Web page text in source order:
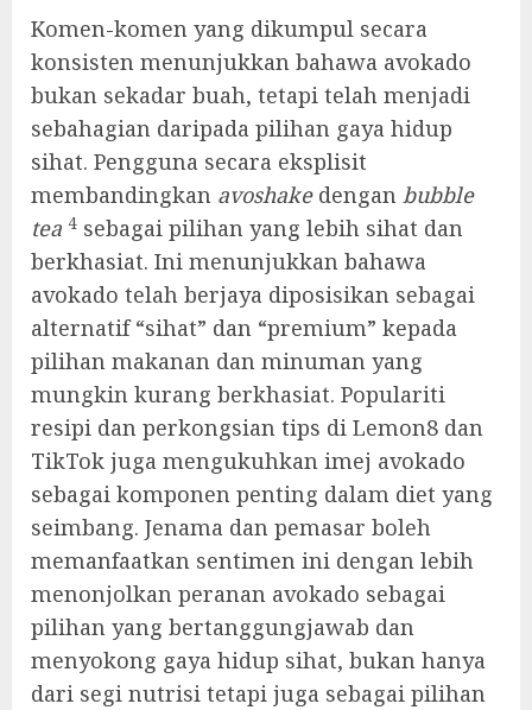
Komen-komen yang dikumpul secara
konsisten menunjukkan bahawa avokado
bukan sekadar buah, tetapi telah menjadi
sebahagian daripada pilihan gaya hidup
sihat. Pengguna secara eksplisit
membandingkan avoshakedengan bubble
tea 4 sebagai pilihan yang lebih sihat dan
berkhasiat. Ini menunjukkan bahawa
avokado telah berjaya diposisikan sebagai
alternatif “sihat” dan “premium” kepada
pilihan makanan dan minuman yang
mungkin kurang berkhasiat. Populariti
resipi dan perkongsian tips di Lemon8 dan
TikTok juga mengukuhkan imej avokado
sebagai komponen penting dalam diet yang
seimbang. Jenama dan pemasar boleh
memanfaatkan sentimen ini dengan lebih
menonjolkan peranan avokado sebagai
pilihan yang bertanggungjawab dan
menyokong gaya hidup sihat, bukan hanya
dari segi nutrisi tetapi juga sebagai pilihan